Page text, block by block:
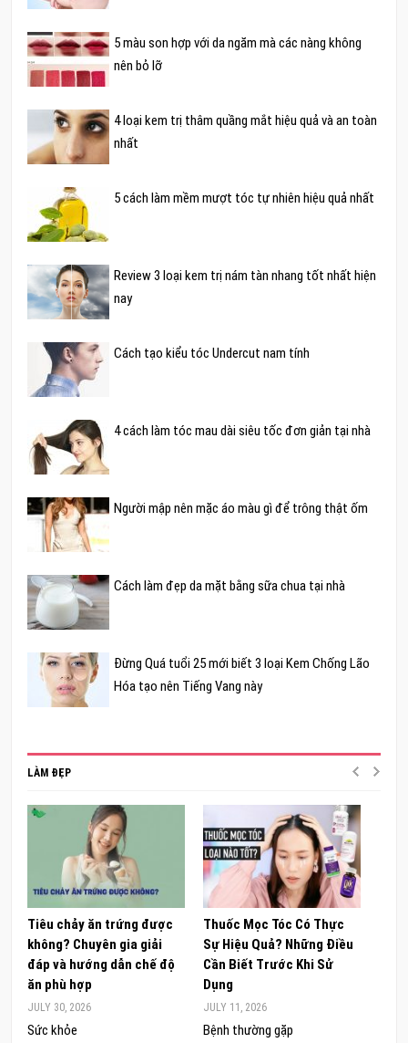
5 màu son hợp với da ngăm mà các nàng không
nên bỏ lỡ
4 loại kem trị thâm quầng mắt hiệu quả và an toàn
nhất
5 cách làm mềm mượt tóc tự nhiên hiệu quả nhất
Review 3 loại kem trị nám tàn nhang tốt nhất hiện
nay
Cách tạo kiểu tóc Undercut nam tính
4 cách làm tóc mau dài siêu tốc đơn giản tại nhà
Người mập nên mặc áo màu gì để trông thật ốm
Cách làm đẹp da mặt bằng sữa chua tại nhà
Đừng Quá tuổi 25 mới biết 3 loại Kem Chống Lão
Hóa tạo nên Tiếng Vang này
LÀM ĐẸP
Tiêu chảy ăn trứng được
không? Chuyên gia giải
đáp và hướng dẫn chế độ
ăn phù hợp
JULY 30, 2026
Sức khỏe
Thuốc Mọc Tóc Có Thực
Sự Hiệu Quả? Những Điều
Cần Biết Trước Khi Sử
Dụng
JULY 11, 2026
Bệnh thường gặp